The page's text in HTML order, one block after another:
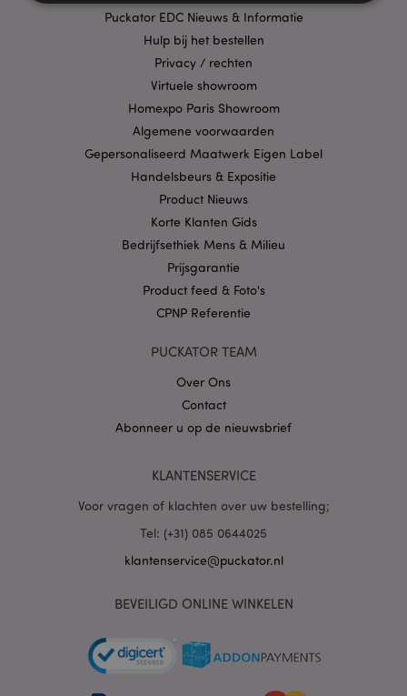
Puckator EDC Nieuws & Informatie
Hulp bij het bestellen
Privacy / rechten
Virtuele showroom
Homexpo Paris Showroom
Algemene voorwaarden
Gepersonaliseerd Maatwerk Eigen Label
Handelsbeurs & Expositie
Product Nieuws
Korte Klanten Gids
Bedrijfsethiek Mens & Milieu
Prijsgarantie
Product feed & Foto's
CPNP Referentie
PUCKATOR TEAM
Over Ons
Contact
Abonneer u op de nieuwsbrief
KLANTENSERVICE
Voor vragen of klachten over uw bestelling;
Tel: (+31) 085 0644025
klantenservice@puckator.nl
BEVEILIGD ONLINE WINKELEN
Strikt noodzakelijke Prestatie
Functionaliteits
kernfunctionaliteit van de website mogelijk, zoals
gebruikersaanmelding en accountbeheer. Zonder
strikt noodzakelijke cookies kan de website niet
goed gebruikt worden.
CookieScriptConsent
X-Magento-Vary
mage-cache-storage
Adobe Inc.
PHPSESSID
PHP.net
.www.puckator.nl